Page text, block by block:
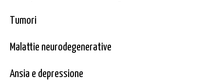
Tumori
Malattie neurodegenerative
Ansia e depressione